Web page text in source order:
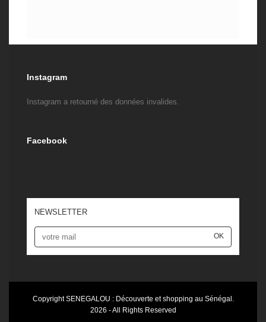
Instagram
Instagram a retourné des données invalides.
Facebook
NEWSLETTER
OK
CopyrightSENEGALOU : Découverte et shopping au Sénégal.
2026 - All Rights Reserved